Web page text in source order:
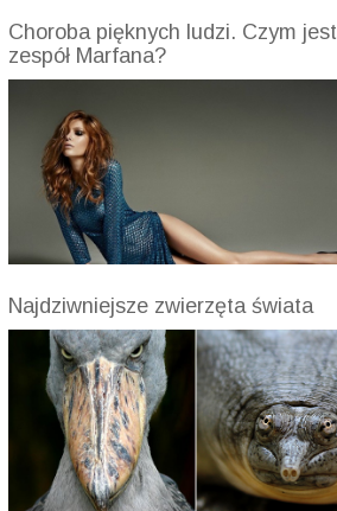
Choroba pięknych ludzi. Czym jest
zespół Marfana?
Najdziwniejsze zwierzęta świata